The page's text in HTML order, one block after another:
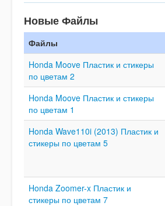
Новые Файлы
Файлы
Honda Moove Пластик и стикеры
по цветам 2
Honda Moove Пластик и стикеры
по цветам 1
Honda Wave110i (2013) Пластик и
стикеры по цветам 5
Honda Zoomer-x Пластик и
стикеры по цветам 7